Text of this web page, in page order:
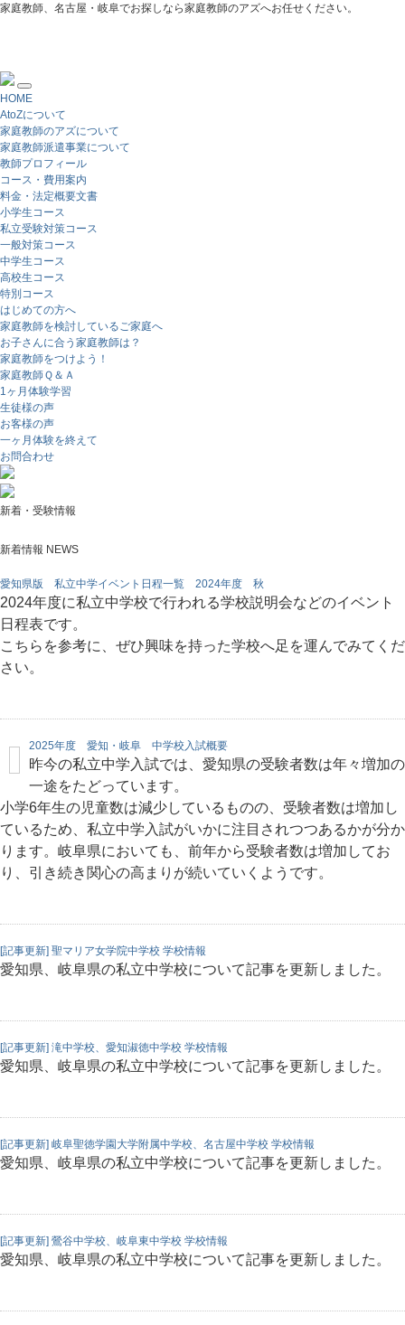
家庭教師、名古屋・岐阜でお探しなら家庭教師のアズへお任せください。
HOME
AtoZについて
家庭教師のアズについて
家庭教師派遣事業について
教師プロフィール
コース・費用案内
料金・法定概要文書
小学生コース
私立受験対策コース
一般対策コース
中学生コース
高校生コース
特別コース
はじめての方へ
家庭教師を検討しているご家庭へ
お子さんに合う家庭教師は？
家庭教師をつけよう！
家庭教師Ｑ＆Ａ
1ヶ月体験学習
生徒様の声
お客様の声
一ヶ月体験を終えて
お問合わせ
新着・受験情報
新着情報 NEWS
愛知県版 私立中学イベント日程一覧 2024年度 秋
2024年度に私立中学校で行われる学校説明会などのイベント
日程表です。
こちらを参考に、ぜひ興味を持った学校へ足を運んでみてくだ
さい。
2025年度 愛知・岐阜 中学校入試概要
昨今の私立中学入試では、愛知県の受験者数は年々増加の
一途をたどっています。
小学6年生の児童数は減少しているものの、受験者数は増加し
ているため、私立中学入試がいかに注目されつつあるかが分か
ります。岐阜県においても、前年から受験者数は増加してお
り、引き続き関心の高まりが続いていくようです。
[記事更新] 聖マリア女学院中学校 学校情報
愛知県、岐阜県の私立中学校について記事を更新しました。
[記事更新] 滝中学校、愛知淑徳中学校 学校情報
愛知県、岐阜県の私立中学校について記事を更新しました。
[記事更新] 岐阜聖徳学園大学附属中学校、名古屋中学校 学校情報
愛知県、岐阜県の私立中学校について記事を更新しました。
[記事更新] 鶯谷中学校、岐阜東中学校 学校情報
愛知県、岐阜県の私立中学校について記事を更新しました。